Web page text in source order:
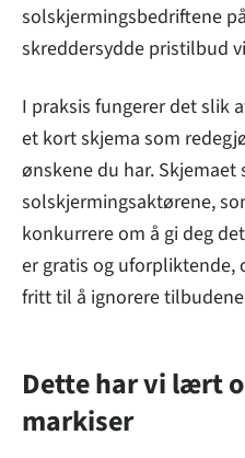
solskjermingsbedriftene
skreddersydde pristilbud
I praksis fungerer det slik
et kort skjema som
ønskene du har.
solskjermingsaktørene,
konkurrere om å gi deg
er gratis og uforpliktende,
fritt til å ignorere
Dette har vi lært
markiser